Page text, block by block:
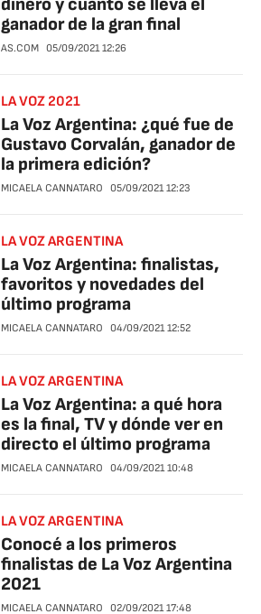
dinero y cuánto se lleva el
ganador de la gran final
AS.COM 05/09/2021 12:26
LA VOZ 2021
La Voz Argentina: ¿qué fue de
Gustavo Corvalán, ganador de
la primera edición?
MICAELA CANNATARO 05/09/2021 12:23
LA VOZ ARGENTINA
La Voz Argentina: finalistas,
favoritos y novedades del
último programa
MICAELA CANNATARO 04/09/2021 12:52
LA VOZ ARGENTINA
La Voz Argentina: a qué hora
es la final, TV y dónde ver en
directo el último programa
MICAELA CANNATARO 04/09/2021 10:48
LA VOZ ARGENTINA
Conocé a los primeros
finalistas de La Voz Argentina
2021
MICAELA CANNATARO 02/09/2021 17:48